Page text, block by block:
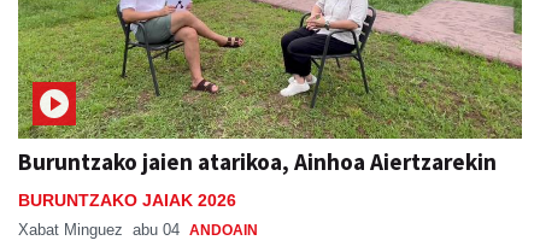
Buruntzako jaien atarikoa, Ainhoa Aiertzarekin
BURUNTZAKO JAIAK 2026
Xabat Minguez abu 04 ANDOAIN